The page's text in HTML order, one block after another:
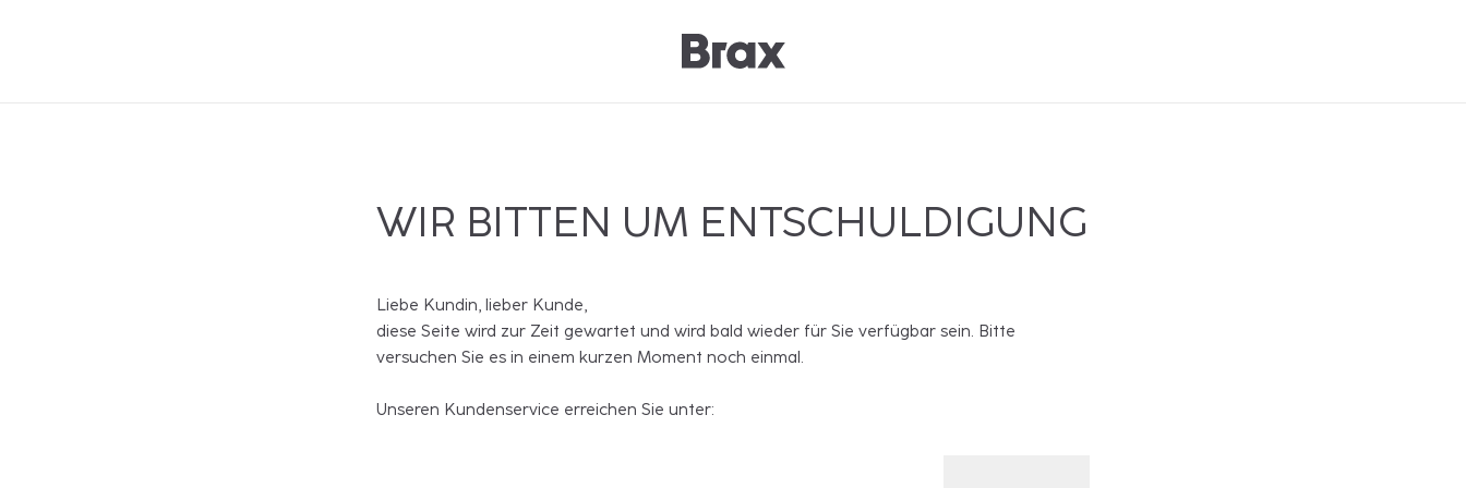
WIR BITTEN UM ENTSCHULDIGUNG
Liebe Kundin, lieber Kunde,
diese Seite wird zur Zeit gewartet und wird bald wieder für Sie verfügbar sein. Bitte
versuchen Sie es in einem kurzen Moment noch einmal.
Unseren Kundenservice erreichen Sie unter: